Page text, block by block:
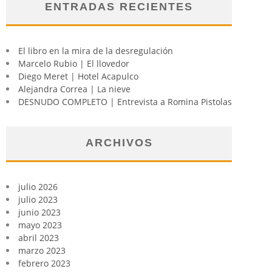
ENTRADAS RECIENTES
El libro en la mira de la desregulación
Marcelo Rubio | El llovedor
Diego Meret | Hotel Acapulco
Alejandra Correa | La nieve
DESNUDO COMPLETO | Entrevista a Romina Pistolas
ARCHIVOS
julio 2026
julio 2023
junio 2023
mayo 2023
abril 2023
marzo 2023
febrero 2023